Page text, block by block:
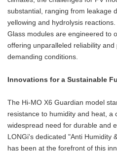
substantial, ranging from leakage
yellowing and hydrolysis
Glass modules are engineered to
offering unparalleled reliability
demanding conditions.
Innovations for a Sustainable
The Hi-MO X6 Guardian model
resistance to humidity and heat, a
widespread need for durable and
LONGi's dedicated "Anti Humidity
has been at the forefront of this